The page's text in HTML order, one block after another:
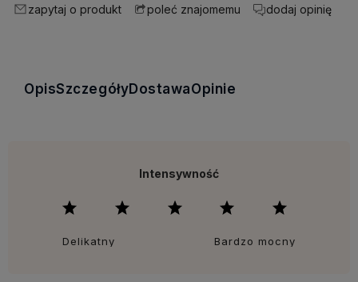
zapytaj o produkt poleć znajomemu dodaj opinię
OpisSzczegółyDostawaOpinie
Intensywność
Delikatny Bardzo mocny